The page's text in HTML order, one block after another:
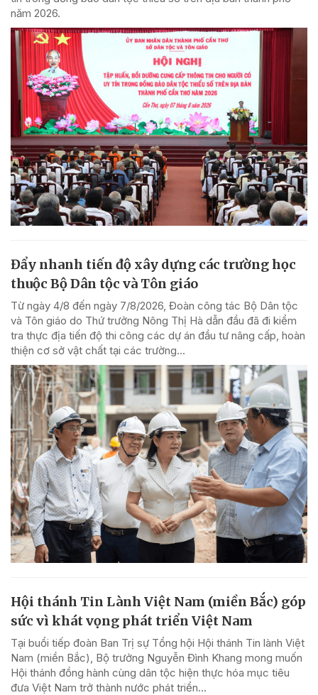
năm 2026.
Đẩy nhanh tiến độ xây dựng các trường học
thuộc Bộ Dân tộc và Tôn giáo
Từ ngày 4/8 đến ngày 7/8/2026, Đoàn công tác Bộ Dân tộc
và Tôn giáo do Thứ trưởng Nông Thị Hà dẫn đầu đã đi kiểm
tra thực địa tiến độ thi công các dự án đầu tư nâng cấp, hoàn
thiện cơ sở vật chất tại các trường...
Hội thánh Tin Lành Việt Nam (miền Bắc) góp
sức vì khát vọng phát triển Việt Nam
Tại buổi tiếp đoàn Ban Trị sự Tổng hội Hội thánh Tin lành Việt
Nam (miền Bắc), Bộ trưởng Nguyễn Đình Khang mong muốn
Hội thánh đồng hành cùng dân tộc hiện thực hóa mục tiêu
đưa Việt Nam trở thành nước phát triển...